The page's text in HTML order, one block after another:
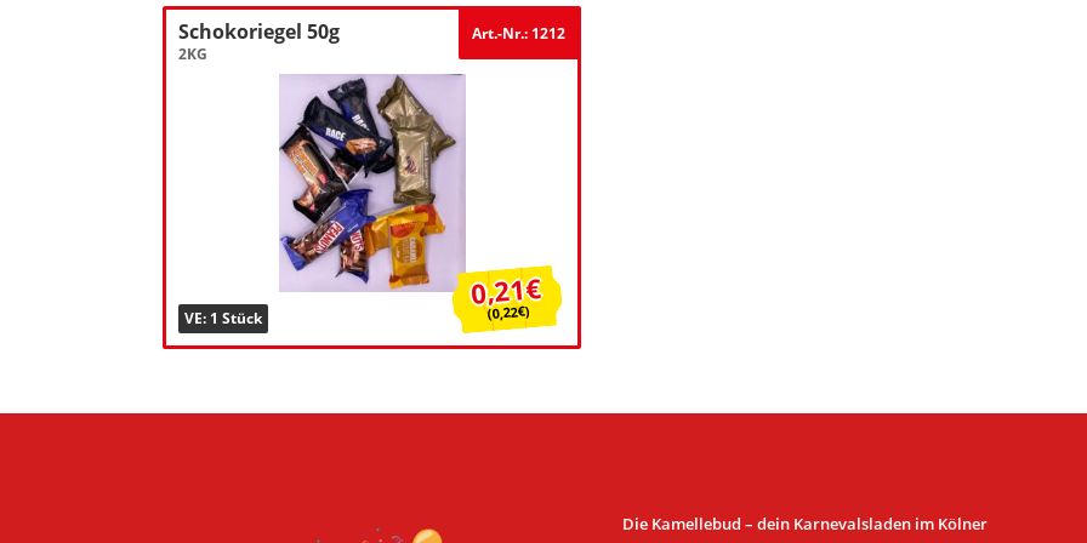
Schokoriegel 50g
2KG
Art.-Nr.: 1212
VE: 1 Stück
0,21€
(0,22€)
Die Kamellebud – dein Karnevalsladen im Kölner